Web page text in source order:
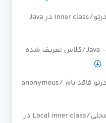
آموزش Java – member inner class/کلاس تعریف شده
آموزش Java – کلاس های تودرتو فاقد نام /anonymous
آموزش Java – کلاس تودرتو محلی/Local inner class در